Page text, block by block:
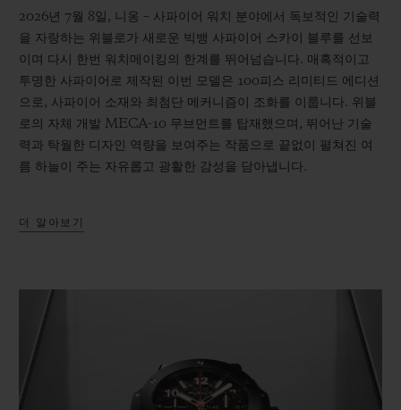
2026년 7월 8일, 니옹 – 사파이어 워치 분야에서 독보적인 기술력
을 자랑하는 위블로가 새로운 빅뱅 사파이어 스카이 블루를 선보
이며 다시 한번 워치메이킹의 한계를 뛰어넘습니다. 매혹적이고
투명한 사파이어로 제작된 이번 모델은 100피스 리미티드 에디션
으로, 사파이어 소재와 최첨단 메커니즘이 조화를 이룹니다. 위블
로의 자체 개발 MECA-10 무브먼트를 탑재했으며, 뛰어난 기술
력과 탁월한 디자인 역량을 보여주는 작품으로 끝없이 펼쳐진 여
름 하늘이 주는 자유롭고 광활한 감성을 담아냅니다.
더 알아보기